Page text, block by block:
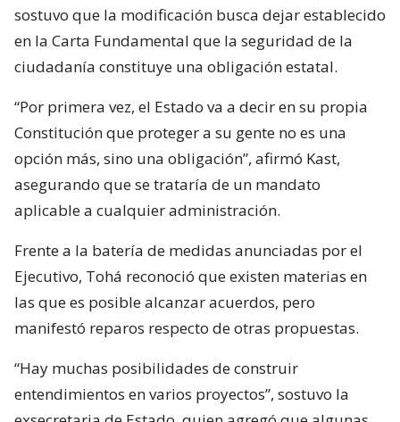
sostuvo que la modificación busca dejar establecido
en la Carta Fundamental que la seguridad de la
ciudadanía constituye una obligación estatal.
“Por primera vez, el Estado va a decir en su propia
Constitución que proteger a su gente no es una
opción más, sino una obligación”, afirmó Kast,
asegurando que se trataría de un mandato
aplicable a cualquier administración.
Frente a la batería de medidas anunciadas por el
Ejecutivo, Tohá reconoció que existen materias en
las que es posible alcanzar acuerdos, pero
manifestó reparos respecto de otras propuestas.
“Hay muchas posibilidades de construir
entendimientos en varios proyectos”, sostuvo la